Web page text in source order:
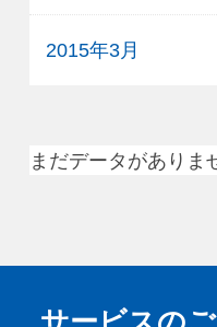
2015年3月
まだデータがありま